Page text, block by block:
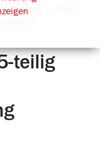
& Zubehör
teilig